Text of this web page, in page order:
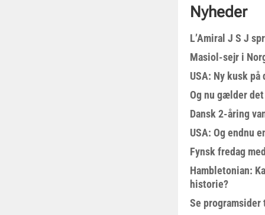
Nyheder
L’Amiral J S J
Masiol-sejr i
USA: Ny kusk på
Og nu gælder
Dansk 2-åring
USA: Og endnu
Fynsk fredag
Hambletonian:
historie?
Se